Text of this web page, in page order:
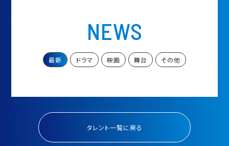
NEWS
最新 ドラマ 映画 舞台 その他
ータルでキャラクターのデザインを生み出している。
きっかけは、2010年の大河ドラマ『龍馬伝』において、「人物デ
タレント一覧に戻る